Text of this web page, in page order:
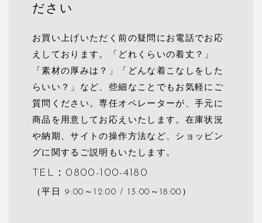
ださい
お買い上げいただく前の疑問にお電話でお応
えしております。「どれくらいの着丈？」
「素材の厚みは？」「どんな着こなしをした
らいい？」など、些細なことでもお気軽にご
質問ください。専任オペレーターが、手元に
商品を用意してお応えいたします。在庫状況
や納期、サイトの操作方法など、ショッピン
グに関するご説明もいたします。
TEL：0800-100-4180
（平日 9:00～12:00 / 13:00～18:00）